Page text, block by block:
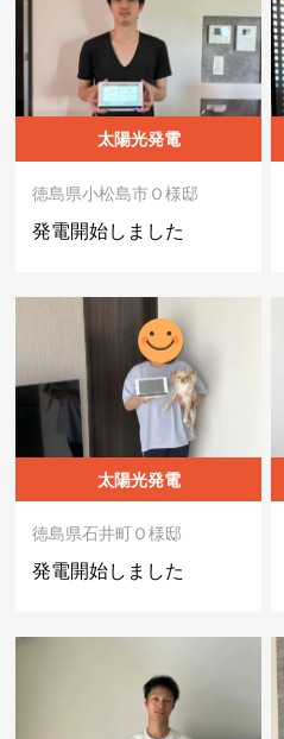
太陽光発電
徳島県小松島市Ｏ様邸
発電開始しました
太陽光発電
徳島県石井町Ｏ様邸
発電開始しました